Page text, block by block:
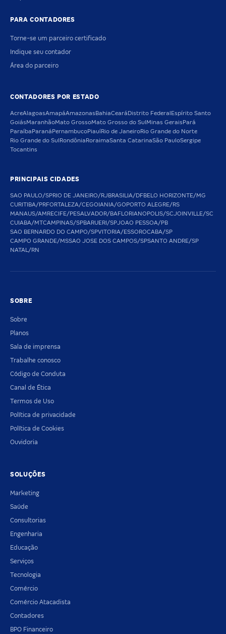
PARA CONTADORES
Torne-se um parceiro certificado
Indique seu contador
Área do parceiro
CONTADORES POR ESTADO
AcreAlagoasAmapáAmazonas BahiaCeará Distrito Federal Espírito Santo
GoiásMaranhãoMato GrossoMato Grosso do Sul Minas Gerais Pará
Paraíba Paraná PernambucoPiauíRio de JaneiroRio Grande do Norte
Rio Grande do Sul Rondônia RoraimaSanta CatarinaSão PauloSergipe
Tocantins
PRINCIPAIS CIDADES
SAO PAULO/SPRIO DE JANEIRO/RJBRASILIA/DFBELO HORIZONTE/MG
CURITIBA/PRFORTALEZA/CEGOIANIA/GOPORTO ALEGRE/RS
MANAUS/AMRECIFE/PESALVADOR/BAFLORIANOPOLIS/SCJOINVILLE/SC
CUIABA/MTCAMPINAS/SPBARUERI/SPJOAO PESSOA/PB
SAO BERNARDO DO CAMPO/SPVITORIA/ESSOROCABA/SP
CAMPO GRANDE/MSSAO JOSE DOS CAMPOS/SPSANTO ANDRE/SP
NATAL/RN
SOBRE
Sobre
Planos
Sala de imprensa
Trabalhe conosco
Código de Conduta
Canal de Ética
Termos de Uso
Política de privacidade
Política de Cookies
Ouvidoria
SOLUÇÕES
Marketing
Saúde
Consultorias
Engenharia
Educação
Serviços
Tecnologia
Comércio
Comércio Atacadista
Contadores
BPO Financeiro